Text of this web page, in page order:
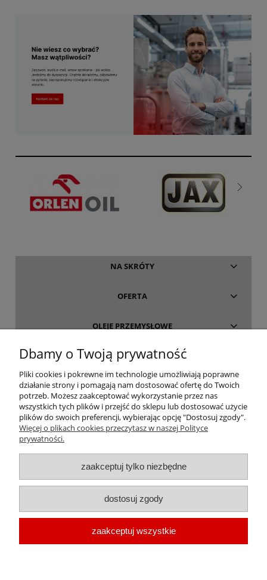
NA SKRÓTY
OFERTA
OLEJE PRZEMYSŁOWE
INFORMACJE
O FIRMIE
| Platforma zakupowa środków smarnych firmy ALVESTA |
Oleje przemysłowe | Smary dla przemysłu spożywczego | Olej do sprężarek
prowadnic | Smar Fuchs | Smar Shell | Oleje Eni AGIP | Smar JAX
Dbamy o Twoją prywatność
Pliki cookies i pokrewne im technologie umożliwiają poprawne
działanie strony i pomagają nam dostosować ofertę do Twoich
potrzeb. Możesz zaakceptować wykorzystanie przez nas
wszystkich tych plików i przejść do sklepu lub dostosować użycie
plików do swoich preferencji, wybierając opcję "Dostosuj zgody".
Więcej o plikach cookies przeczytasz w naszej Polityce
prywatności.
zaakceptuj tylko niezbędne
dostosuj zgody
zaakceptuj wszystkie